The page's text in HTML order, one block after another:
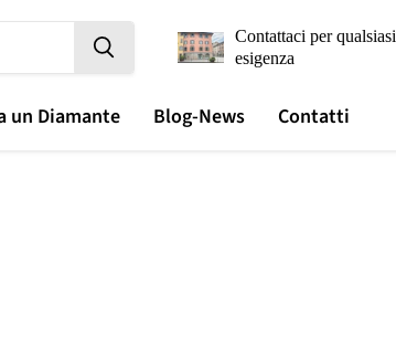
Contattaci per qualsiasi
esigenza
un Diamante Blog-News Contatti